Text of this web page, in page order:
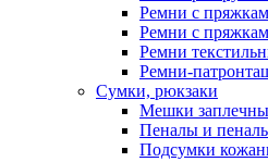
Ремни с
Ремни с
Ремни
Ремни-
Сумки, рюкзаки
Мешки
Пеналы и
Подсумки